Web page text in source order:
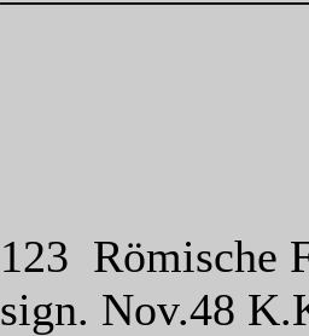
123 Römische
sign. Nov.48